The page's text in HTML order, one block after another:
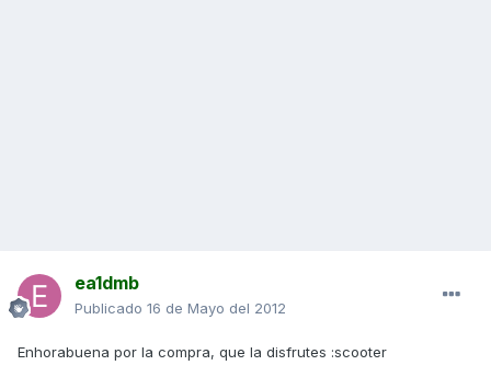
ea1dmb
Publicado 16 de Mayo del 2012
Enhorabuena por la compra, que la disfrutes :scooter